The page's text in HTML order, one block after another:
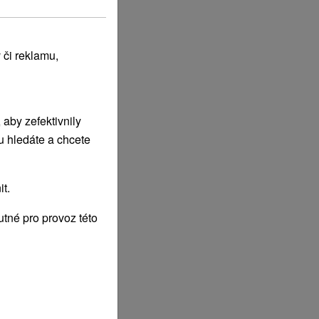
reklamu,
zefektivnily
hledáte a chcete
pro provoz této